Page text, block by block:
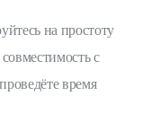
на простоту
с
время